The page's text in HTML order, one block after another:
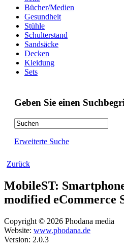
Bücher/Medien
Gesundheit
Stühle
Schulterstand
Sandsäcke
Decken
Kleidung
Sets
Geben Sie einen
Erweiterte Suche
Zurück
MobileST:
modified eCommerce
Copyright © 2026 Phodana media
Website: www.phodana.de
Version: 2.0.3